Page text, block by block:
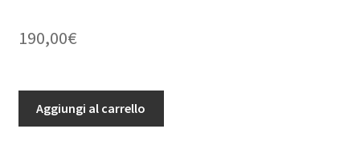
190,00€
Polytheisme
Aggiungi al carrello